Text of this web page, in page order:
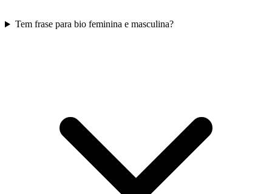
Tem frase para bio feminina e masculina?